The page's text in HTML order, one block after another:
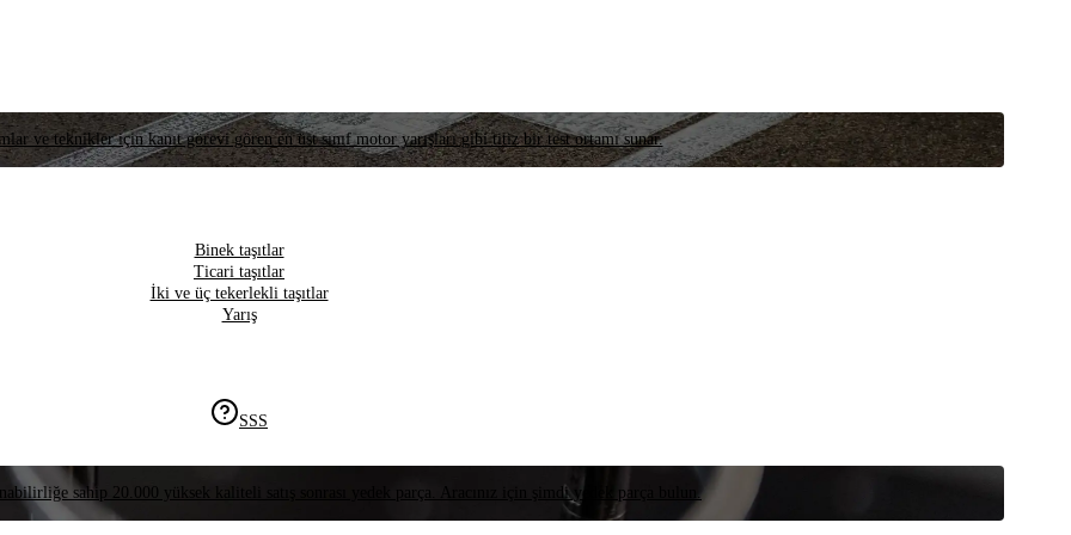
ve teknikler için kanıt görevi gören en üst sınıf motor yarışları gibi titiz bir test ortamı sunar.
Binek taşıtlar
Ticari taşıtlar
İki ve üç tekerlekli taşıtlar
Yarış
SSS
sahip 20.000 yüksek kaliteli satış sonrası yedek parça. Aracınız için şimdi yedek parça bulun.